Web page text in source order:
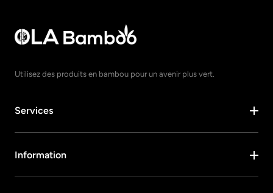
Utilisez des produits en bambou pour un avenir plus vert.
Services
Information